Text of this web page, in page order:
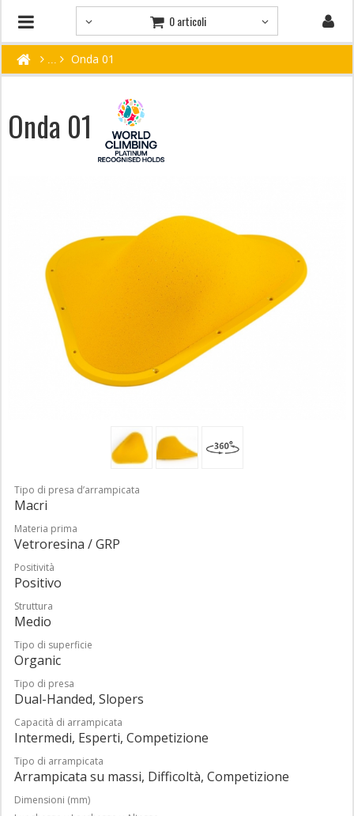
0 articoli
Onda 01
Onda 01
Tipo di presa d’arrampicata
Macri
Materia prima
Vetroresina / GRP
Positività
Positivo
Struttura
Medio
Tipo di superficie
Organic
Tipo di presa
Dual-Handed, Slopers
Capacità di arrampicata
Intermedi, Esperti, Competizione
Tipo di arrampicata
Arrampicata su massi, Difficoltà, Competizione
Dimensioni (mm)